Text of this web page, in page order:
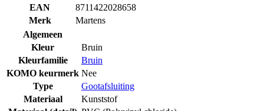
EAN
8711422028658
Merk
Martens
Algemeen
Kleur
Bruin
Kleurfamilie
Bruin
KOMO keurmerk Nee
Type
Gootafsluiting
Materiaal
Kunststof